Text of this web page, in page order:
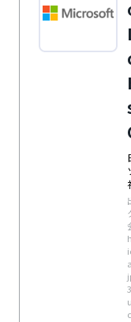
できるクラウド